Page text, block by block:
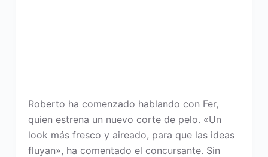
Roberto ha comenzado hablando con Fer,
quien estrena un nuevo corte de pelo. «Un
look más fresco y aireado, para que las ideas
fluyan», ha comentado el concursante. Sin